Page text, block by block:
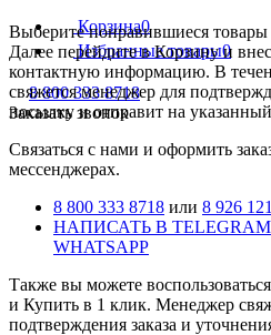
Корзина0
Избранные товары0
8 800 333 8718
Заказать звонок
Выберите понравившиеся товары
Далее перейдите в Корзину и
контактную информацию. В
свяжется менеджер для
посылку и отправит на
Cвязаться с нами и оформить
мессенджерах.
8 800 333 8718 или 8 926
НАПИСАТЬ В TELEGRAM
WHATSAPP
Также вы можете
и Купить в 1 клик. Менеджер
подтверждения заказа и